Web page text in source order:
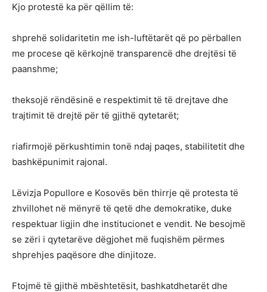
Kjo protestë ka për qëllim të:
shprehë solidaritetin me ish-luftëtarët që po përballen
me procese që kërkojnë transparencë dhe drejtësi të
paanshme;
theksojë rëndësinë e respektimit të të drejtave dhe
trajtimit të drejtë për të gjithë qytetarët;
riafirmojë përkushtimin tonë ndaj paqes, stabilitetit dhe
bashkëpunimit rajonal.
Lëvizja Popullore e Kosovës bën thirrje që protesta të
zhvillohet në mënyrë të qetë dhe demokratike, duke
respektuar ligjin dhe institucionet e vendit. Ne besojmë
se zëri i qytetarëve dëgjohet më fuqishëm përmes
shprehjes paqësore dhe dinjitoze.
Ftojmë të gjithë mbështetësit, bashkatdhetarët dhe